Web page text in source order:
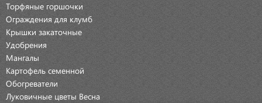
Торфяные горшочки
Ограждения для клумб
Крышки закаточные
Удобрения
Мангалы
Картофель семенной
Обогреватели
Луковичные цветы Весна